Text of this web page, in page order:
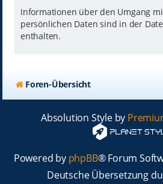
Informationen über den Umgang
persönlichen Daten sind in der
enthalten.
Foren-Übersicht
Absolution Style by
Powered by phpBB® Forum
Deutsche Übersetzung